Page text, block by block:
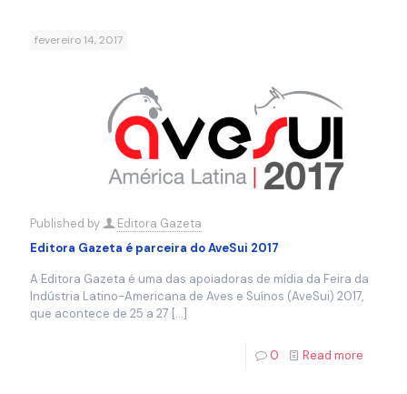
fevereiro 14, 2017
Published by
Editora Gazeta
Editora Gazeta é parceira do AveSui 2017
A Editora Gazeta é uma das apoiadoras de mídia da Feira da
Indústria Latino-Americana de Aves e Suínos (AveSui) 2017,
que acontece de 25 a 27 […]
0 Read more